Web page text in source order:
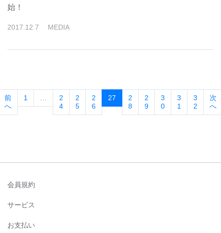
始！
2017 12 7 MEDIA
前
へ
1
2
4
2
5
2
6
27 (current)
2
8
2
9
3
0
3
1
3
2
次
へ
会員規約
サービス
お支払い